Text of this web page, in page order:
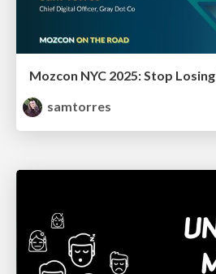
Mozcon NYC 2025: Stop
samtorres